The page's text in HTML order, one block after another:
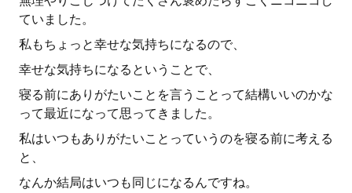
ていました。
私もちょっと幸せな気持ちになるので、
幸せな気持ちになるということで、
寝る前にありがたいことを言うことって結構いいのかな
って最近になって思ってきました。
私はいつもありがたいことっていうのを寝る前に考える
と、
なんか結局はいつも同じになるんですね。